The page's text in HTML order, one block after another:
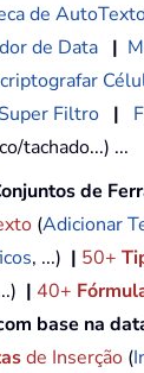
de
de Data |
Super Filtro |
tachado...) ...
de
(Adicionar
, ...) | 50+
| 40+
base na
de Inserção (